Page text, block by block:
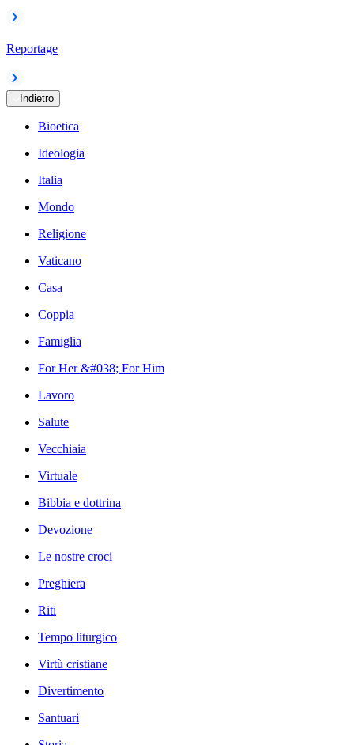
Reportage
Indietro
Bioetica
Ideologia
Italia
Mondo
Religione
Vaticano
Casa
Coppia
Famiglia
For Her &#038; For Him
Lavoro
Salute
Vecchiaia
Virtuale
Bibbia e dottrina
Devozione
Le nostre croci
Preghiera
Riti
Tempo liturgico
Virtù cristiane
Divertimento
Santuari